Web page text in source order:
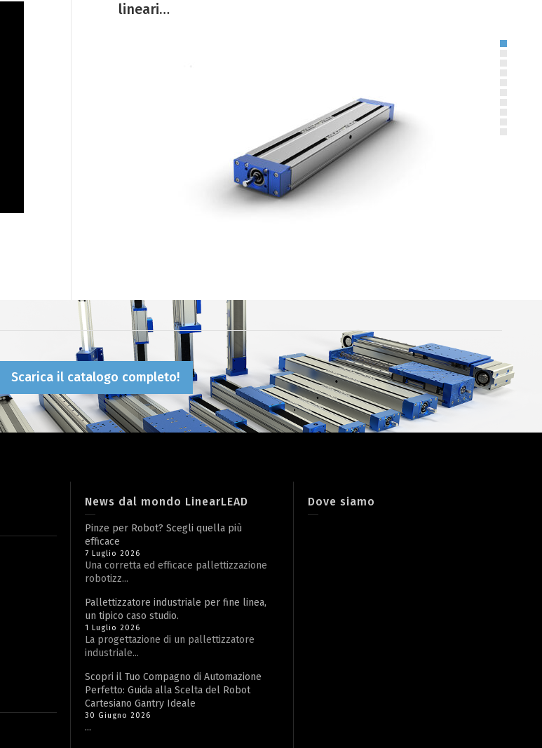
lineari…
Attuatore Lineare a Vite
Scarica il catalogo completo!
News dal mondo LinearLEAD
Pinze per Robot? Scegli quella più
efficace
7 Luglio 2026
Una corretta ed efficace pallettizzazione
robotizz...
Pallettizzatore industriale per fine linea,
un tipico caso studio.
1 Luglio 2026
La progettazione di un pallettizzatore
industriale...
Scopri il Tuo Compagno di Automazione
Perfetto: Guida alla Scelta del Robot
Cartesiano Gantry Ideale
30 Giugno 2026
...
Dove siamo